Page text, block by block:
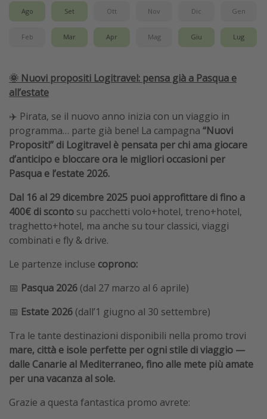
Festività del 2026
Città più visitate
Ago Set Ott Nov Dic Gen
Feb Mar Apr Mag Giu Lug
🌞 Nuovi propositi Logitravel: pensa già a Pasqua e
all’estate
✈️ Pirata, se il nuovo anno inizia con un viaggio in
programma… parte già bene! La campagna “Nuovi
Propositi” di Logitravel è pensata per chi ama giocare
d’anticipo e bloccare ora le migliori occasioni per
Pasqua e l’estate 2026.
Dal 16 al 29 dicembre 2025 puoi approfittare di fino a
400€ di sconto su pacchetti volo+hotel, treno+hotel,
traghetto+hotel, ma anche su tour classici, viaggi
combinati e fly & drive.
Le partenze incluse coprono:
📅 Pasqua 2026 (dal 27 marzo al 6 aprile)
📅 Estate 2026 (dall’1 giugno al 30 settembre)
Tra le tante destinazioni disponibili nella promo trovi
mare, città e isole perfette per ogni stile di viaggio —
dalle Canarie al Mediterraneo, fino alle mete più amate
per una vacanza al sole.
Grazie a questa fantastica promo avrete: